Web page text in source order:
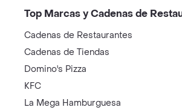
Top Marcas y Cadenas de
Cadenas de Restaurantes
Cadenas de Tiendas
Domino's Pizza
KFC
La Mega Hamburguesa